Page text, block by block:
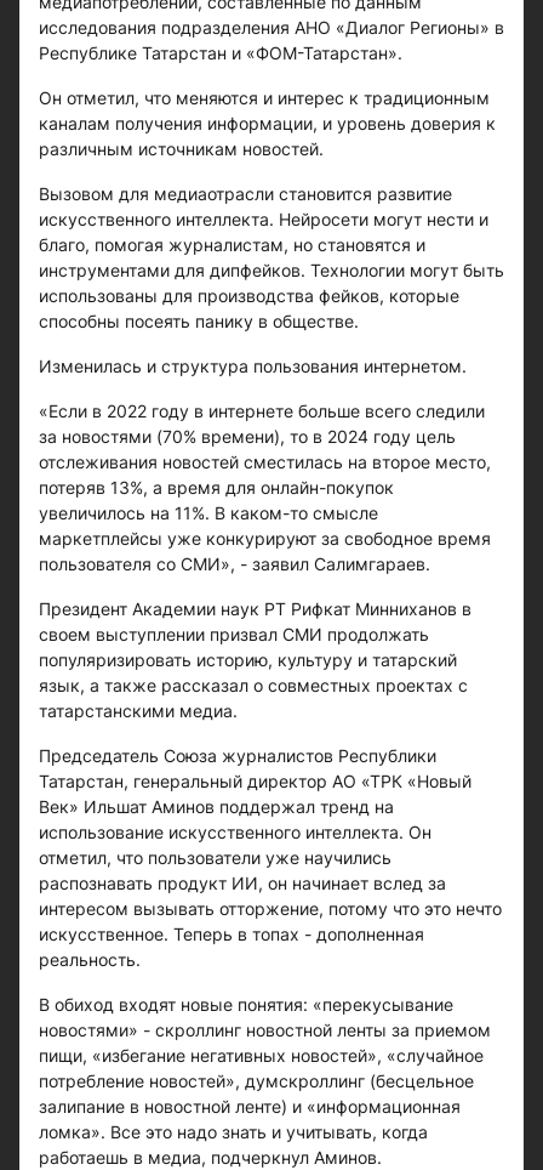
исследования подразделения АНО «Диалог Регионы» в
Республике Татарстан и «ФОМ-Татарстан».
Он отметил, что меняются и интерес к традиционным
каналам получения информации, и уровень доверия к
различным источникам новостей.
Вызовом для медиаотрасли становится развитие
искусственного интеллекта. Нейросети могут нести и
благо, помогая журналистам, но становятся и
инструментами для дипфейков. Технологии могут быть
использованы для производства фейков, которые
способны посеять панику в обществе.
Изменилась и структура пользования интернетом.
«Если в 2022 году в интернете больше всего следили
за новостями (70% времени), то в 2024 году цель
отслеживания новостей сместилась на второе место,
потеряв 13%, а время для онлайн-покупок
увеличилось на 11%. В каком-то смысле
маркетплейсы уже конкурируют за свободное время
пользователя со СМИ», - заявил Салимгараев.
Президент Академии наук РТ Рифкат Минниханов в
своем выступлении призвал СМИ продолжать
популяризировать историю, культуру и татарский
язык, а также рассказал о совместных проектах с
татарстанскими медиа.
Председатель Союза журналистов Республики
Татарстан, генеральный директор АО «ТРК «Новый
Век» Ильшат Аминов поддержал тренд на
использование искусственного интеллекта. Он
отметил, что пользователи уже научились
распознавать продукт ИИ, он начинает вслед за
интересом вызывать отторжение, потому что это нечто
искусственное. Теперь в топах - дополненная
реальность.
В обиход входят новые понятия: «перекусывание
новостями» - скроллинг новостной ленты за приемом
пищи, «избегание негативных новостей», «случайное
потребление новостей», думскроллинг (бесцельное
залипание в новостной ленте) и «информационная
ломка». Все это надо знать и учитывать, когда
работаешь в медиа, подчеркнул Аминов.